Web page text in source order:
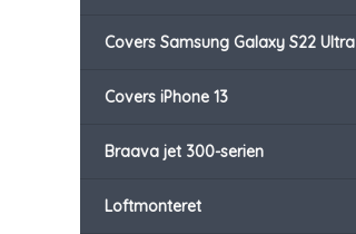
Covers Samsung Galaxy S22 Ultra
Covers iPhone 13
Braava jet 300-serien
Loftmonteret